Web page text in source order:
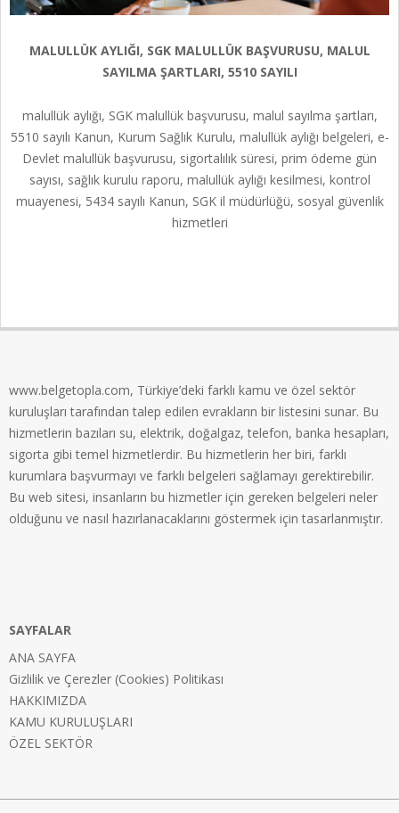
MALULLÜK AYLIĞI, SGK MALULLÜK BAŞVURUSU, MALUL
SAYILMA ŞARTLARI, 5510 SAYILI
malullük aylığı, SGK malullük başvurusu, malul sayılma şartları,
5510 sayılı Kanun, Kurum Sağlık Kurulu, malullük aylığı belgeleri, e-
Devlet malullük başvurusu, sigortalılık süresi, prim ödeme gün
sayısı, sağlık kurulu raporu, malullük aylığı kesilmesi, kontrol
muayenesi, 5434 sayılı Kanun, SGK il müdürlüğü, sosyal güvenlik
hizmetleri
www.belgetopla.com, Türkiye’deki farklı kamu ve özel sektör
kuruluşları tarafından talep edilen evrakların bir listesini sunar. Bu
hizmetlerin bazıları su, elektrik, doğalgaz, telefon, banka hesapları,
sigorta gibi temel hizmetlerdir. Bu hizmetlerin her biri, farklı
kurumlara başvurmayı ve farklı belgeleri sağlamayı gerektirebilir.
Bu web sitesi, insanların bu hizmetler için gereken belgeleri neler
olduğunu ve nasıl hazırlanacaklarını göstermek için tasarlanmıştır.
SAYFALAR
ANA SAYFA
Gizlilik ve Çerezler (Cookies) Politikası
HAKKIMIZDA
KAMU KURULUŞLARI
ÖZEL SEKTÖR